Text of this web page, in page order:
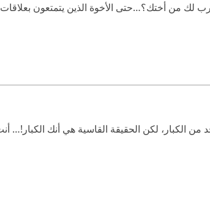
لك من أختك؟…حتى الأخوة الذين يتمتعون
من الكبار، لكن الحقيقة القاسية هي أنك الكبار!…